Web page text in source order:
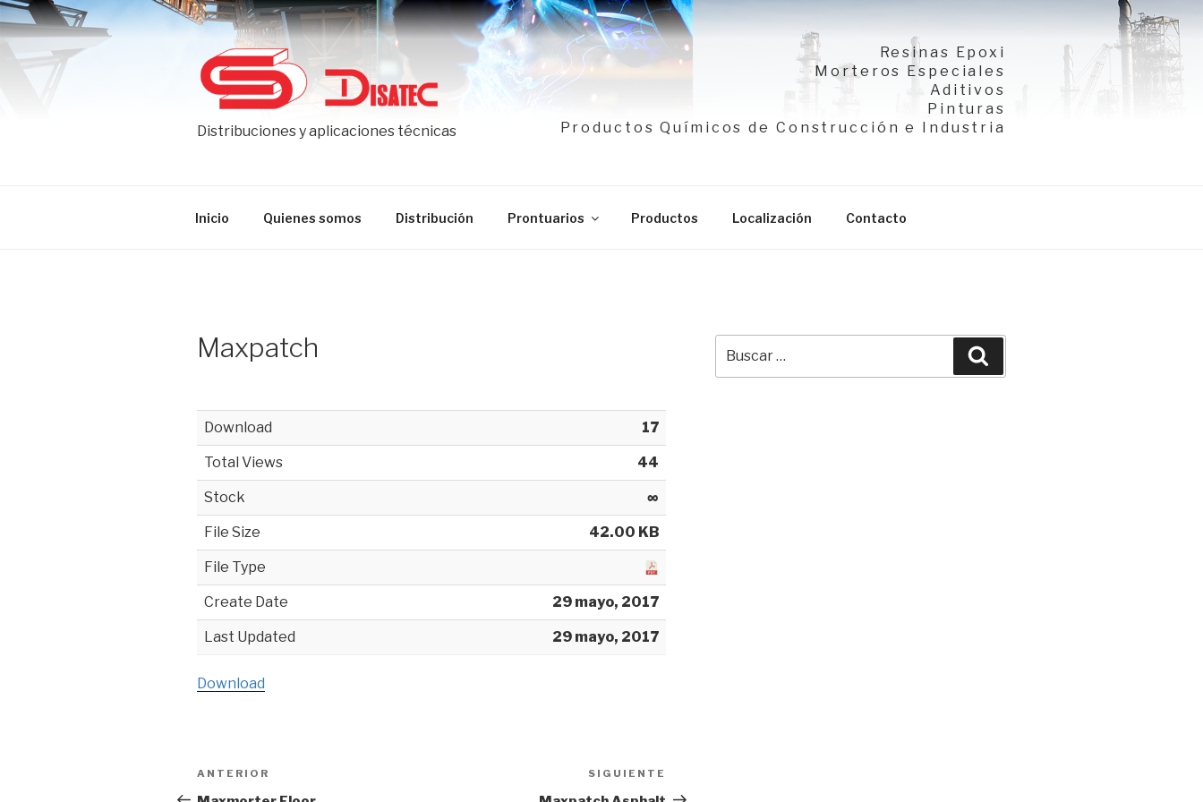
Ir
al
contenido
Resinas Epoxi
Morteros Especiales
Aditivos
Pinturas
Productos Químicos de Construcción e Industria
Distribuciones y aplicaciones técnicas
Inicio Quienes somos Distribución Prontuarios Productos Localización Contacto
Maxpatch
Download 17
Total Views 44
Stock ∞
File Size 42.00 KB
File Type
Create Date 29 mayo, 2017
Last Updated 29 mayo, 2017
Download
Navegación
Entrada
anterior:
ANTERIOR
entrada
SIGUIENTE
por: